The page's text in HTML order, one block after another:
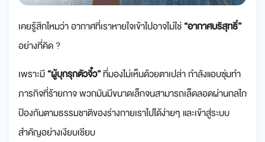
เคยรู้สึกไหมว่า อากาศที่เราหายใจเข้าไปอาจไม่ใช่“อากาศบริสุทธิ์”
อย่างที่คิด ?
เพราะมี“ผู้บุกรุกตัวจิ๋ว”ที่มองไม่เห็นด้วยตาเปล่า กำลังแอบซุ่มทำ
ภารกิจที่ร้ายกาจ พวกมันมีขนาดเล็กจนสามารถเล็ดลอดผ่านกลไก
ป้องกันตามธรรมชาติของร่างกายเราไปได้ง่ายๆ และเข้าสู่ระบบ
สำคัญอย่างเงียบเชียบ